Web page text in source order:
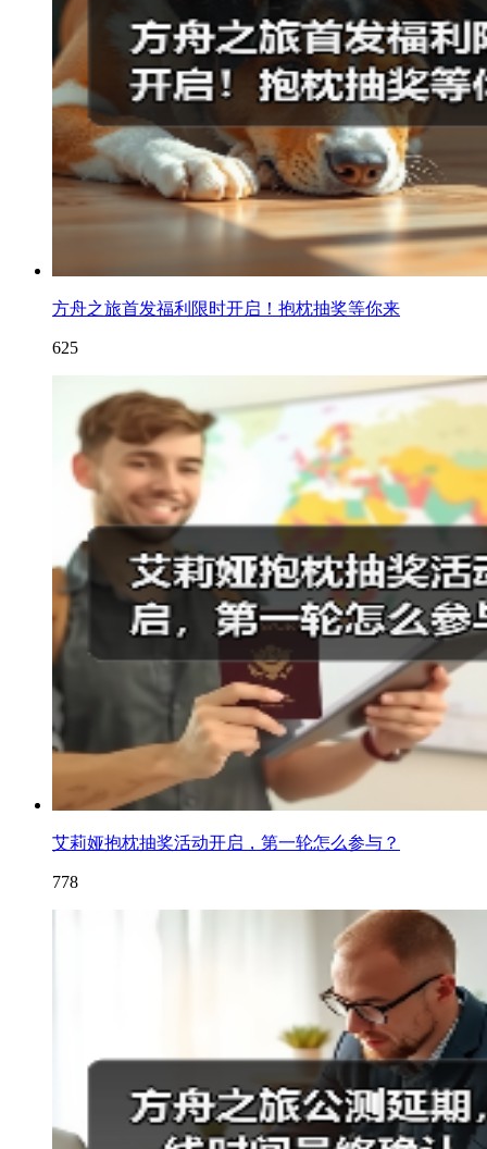
方舟之旅首发福利限时开启！抱枕抽奖等你来
625
艾莉娅抱枕抽奖活动开启，第一轮怎么参与？
778